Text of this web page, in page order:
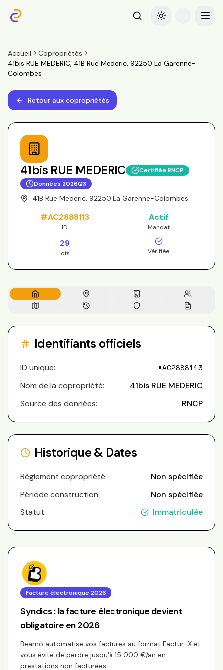
RechercheBasculer le thème
Menu
Accueil
Copropriétés
41bis RUE MEDERIC, 41B Rue Mederic, 92250 La Garenne-
Colombes
Retour aux copropriétés
41bis RUE MEDERIC
Certifiée RNCP
Données 2026Q3
41B Rue Mederic, 92250 La Garenne-Colombes
#AC2888113
ID
Actif
Mandat
29
lots Vérifiée
Identifiants officiels
ID unique: #AC2888113
Nom de la copropriété:
41bis RUE MEDERIC
Source des données:
RNCP
Historique & Dates
Règlement copropriété:
Non spécifiée
Période construction:
Non spécifiée
Statut:
Immatriculée
Facture électronique 2026
Syndics : la facture électronique devient
obligatoire en 2026
Beamô automatise vos factures au format Factur-X et
vous évite de perdre jusqu'à 15 000 €/an en
prestations non facturées.